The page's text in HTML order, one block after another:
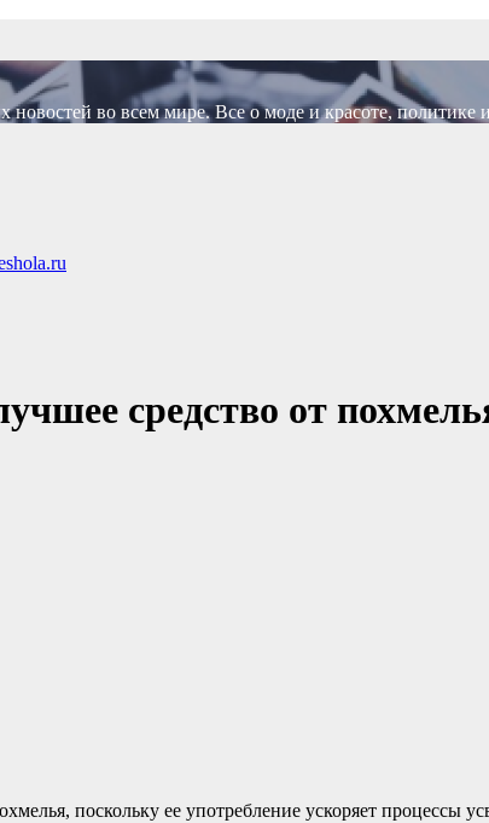
во всем мире. Все о моде и красоте, политике
средство от
поскольку ее употребление ускоряет процессы